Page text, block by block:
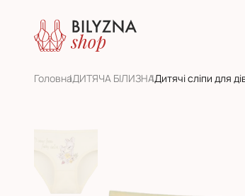
ГоловнаДИТЯЧА БІЛИЗНАДитячі сліпи для